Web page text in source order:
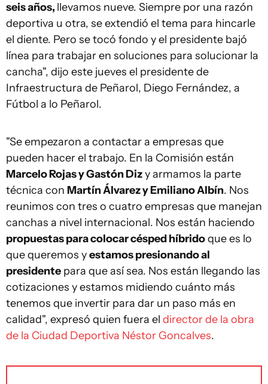
seis años, llevamos nueve. Siempre por una razón
deportiva u otra, se extendió el tema para hincarle
el diente. Pero se tocó fondo y el presidente bajó
línea para trabajar en soluciones para solucionar la
cancha", dijo este jueves el presidente de
Infraestructura de Peñarol, Diego Fernández, a
Fútbol a lo Peñarol.
"Se empezaron a contactar a empresas que
pueden hacer el trabajo. En la Comisión están
Marcelo Rojas y Gastón Dizy armamos la parte
técnica con Martín Álvarez y Emiliano Albín. Nos
reunimos con tres o cuatro empresas que manejan
canchas a nivel internacional. Nos están haciendo
propuestas para colocar césped híbridoque es lo
que queremos yestamos presionando al
presidente para que así sea. Nos están llegando las
cotizaciones y estamos midiendo cuánto más
tenemos que invertir para dar un paso más en
calidad", expresó quien fuera el director de la obra
de la Ciudad Deportiva Néstor Goncalves.